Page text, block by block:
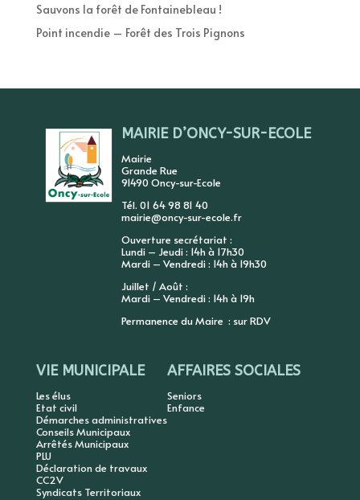
Sauvons la forêt de Fontainebleau !
Point incendie – Forêt des Trois Pignons
MAIRIE D’ONCY-SUR-ECOLE
Mairie
Grande Rue
91490 Oncy-sur-Ecole
Tél. 01 64 98 81 40
mairie@oncy-sur-ecole.fr
Ouverture secrétariat :
Lundi – Jeudi : 14h à 17h30
Mardi – Vendredi : 14h à 19h30
Juillet / Août :
Mardi – Vendredi : 14h à 19h
Permanence du Maire : sur RDV
VIE MUNICIPALE
Les élus
Etat civil
Démarches administratives
Conseils Municipaux
Arrêtés Municipaux
PLU
Déclaration de travaux
CC2V
Syndicats Territoriaux
AFFAIRES SOCIALES
Seniors
Enfance